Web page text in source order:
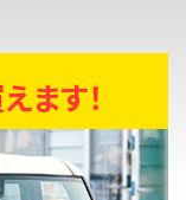
ます！